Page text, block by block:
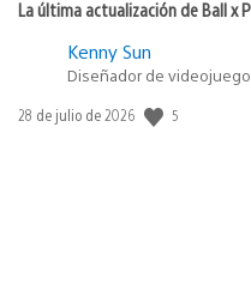
La última actualización de Ball x
Kenny Sun
Diseñador de
Fecha
28 de julio de 2026 5